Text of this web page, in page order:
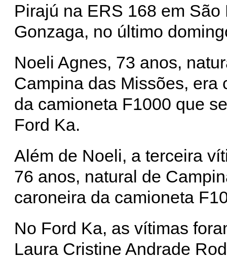
Pirajú na ERS 168 em São
Gonzaga, no último
Noeli Agnes, 73 anos,
Campina das Missões, era
da camioneta F1000 que
Ford Ka.
Além de Noeli, a terceira
76 anos, natural de
caroneira da camioneta
No Ford Ka, as vítimas
Laura Cristine Andrade